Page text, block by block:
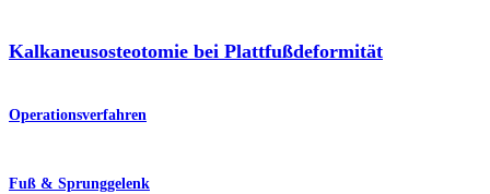
Kalkaneusosteotomie bei Plattfußdeformität
Operationsverfahren
Fuß & Sprunggelenk